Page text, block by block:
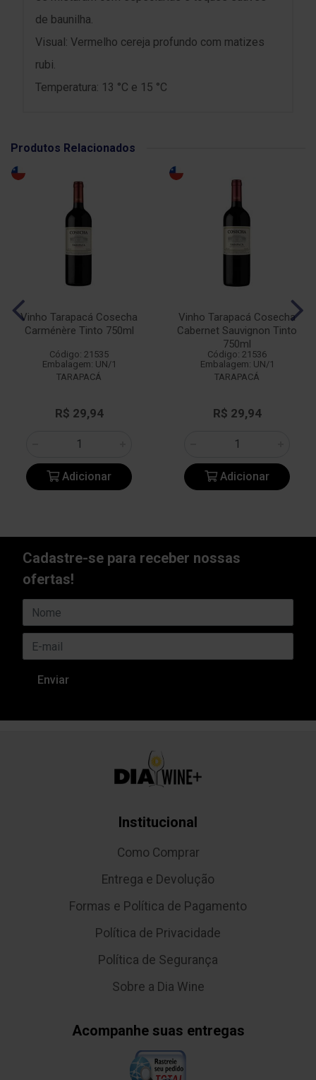
de baunilha.
Visual: Vermelho cereja profundo com matizes
rubi.
Temperatura: 13 °C e 15 °C
Produtos Relacionados
Vinho Tarapacá Cosecha
Carménère Tinto 750ml
Código: 21535
Embalagem: UN/1
TARAPACÁ
R$ 29,94
Adicionar
Vinho Tarapacá Cosecha
Cabernet Sauvignon Tinto
750ml
Código: 21536
Embalagem: UN/1
TARAPACÁ
R$ 29,94
Adicionar
Cadastre-se para receber nossas
ofertas!
Institucional
Como Comprar
Entrega e Devolução
Formas e Política de Pagamento
Política de Privacidade
Política de Segurança
Sobre a Dia Wine
Acompanhe suas entregas